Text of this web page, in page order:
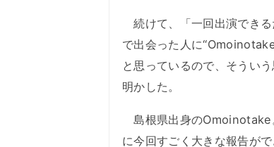
続けて、「一回出演できる
で出会った人に
と思っているので、そうい
明かした。
島根県出身のOmoinotake
に今回すごく大きな報告が